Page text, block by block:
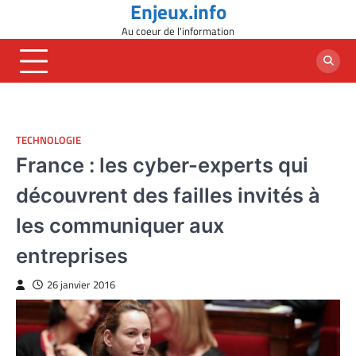
content
Enjeux.info
Au coeur de l'information
TECHNOLOGIE
France : les cyber-experts qui
découvrent des failles invités à
les communiquer aux
entreprises
26 janvier 2016